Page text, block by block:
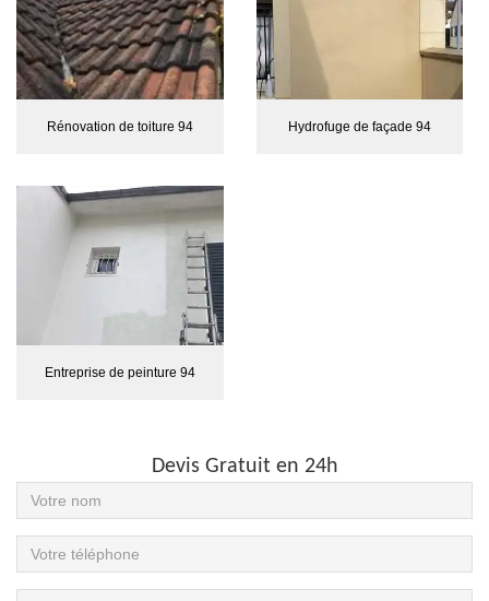
Rénovation de toiture 94 Hydrofuge de façade 94
Entreprise de peinture 94
Devis Gratuit en 24h